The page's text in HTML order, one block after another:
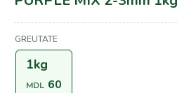
GREUTATE
1kg
MDL 60